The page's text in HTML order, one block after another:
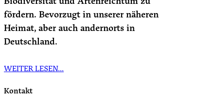
fördern. Bevorzugt in unserer näheren
Heimat, aber auch andernorts in
Deutschland.
WEITER LESEN…
Kontakt